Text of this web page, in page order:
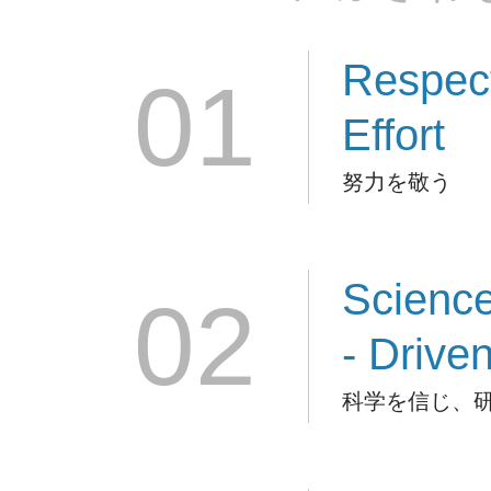
01
Effort
努力を敬う
02
-
科学を信じ、